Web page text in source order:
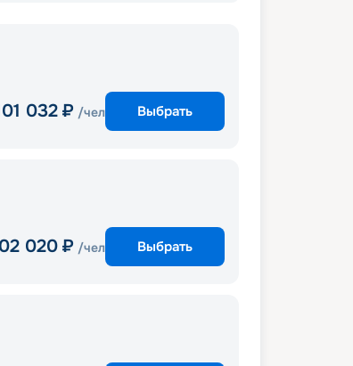
032₽ /чел Выбрать
020 ₽ /чел Выбрать